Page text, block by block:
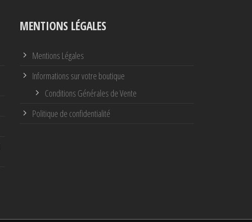
MENTIONS LÉGALES
Mentions Légales
Informations sur votre boutique
Conditions Générales de Vente
Politique de confidentialité